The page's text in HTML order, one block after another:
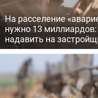
На расселение
нужно 13
надавить на